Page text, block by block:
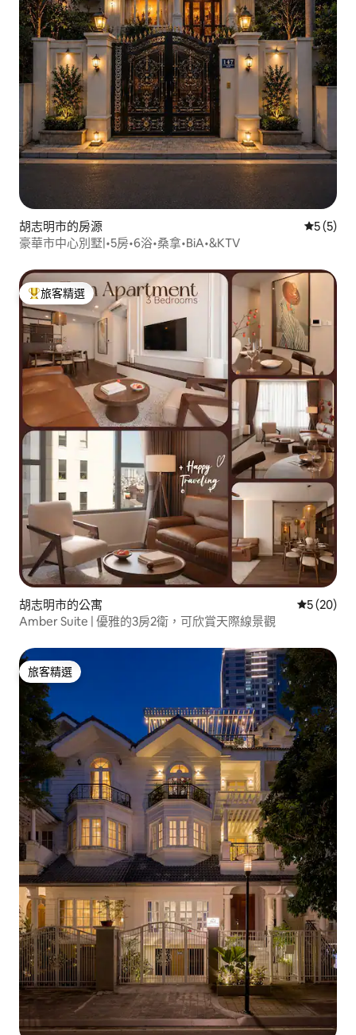
胡志明市的房源 從 5 則評
5 (5)
豪華市中心別墅|•5房•6浴•桑拿•BiA•&KTV
旅客精選榜首
旅客精選
胡志明市的公寓 從 20 則評
5 (20)
Amber Suite | 優雅的3房2衛，可欣賞天際線景觀
旅客精選
旅客精選